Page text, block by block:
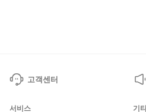
고객센터
서비스 기